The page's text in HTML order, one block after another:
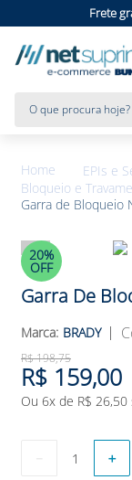
Frete
EPIs e
Bloqueio e
Garra de Bloqueio
20%
OFF
Garra De
BRADY
R$198,75
R$ 159,00
Ou 6x de R$ 26,50
＋